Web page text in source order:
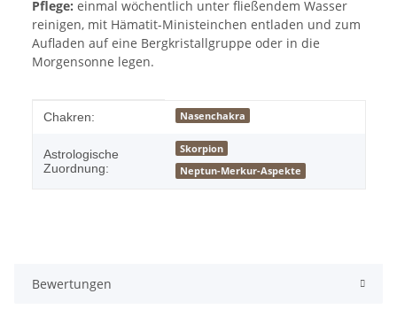
Pflege: einmal wöchentlich unter fließendem Wasser
reinigen, mit Hämatit-Ministeinchen entladen und zum
Aufladen auf eine Bergkristallgruppe oder in die
Morgensonne legen.
Produkteigenschaft
Wert
Chakren: Nasenchakra
Astrologische
Zuordnung:
Skorpion
Neptun-Merkur-Aspekte
Bewertungen